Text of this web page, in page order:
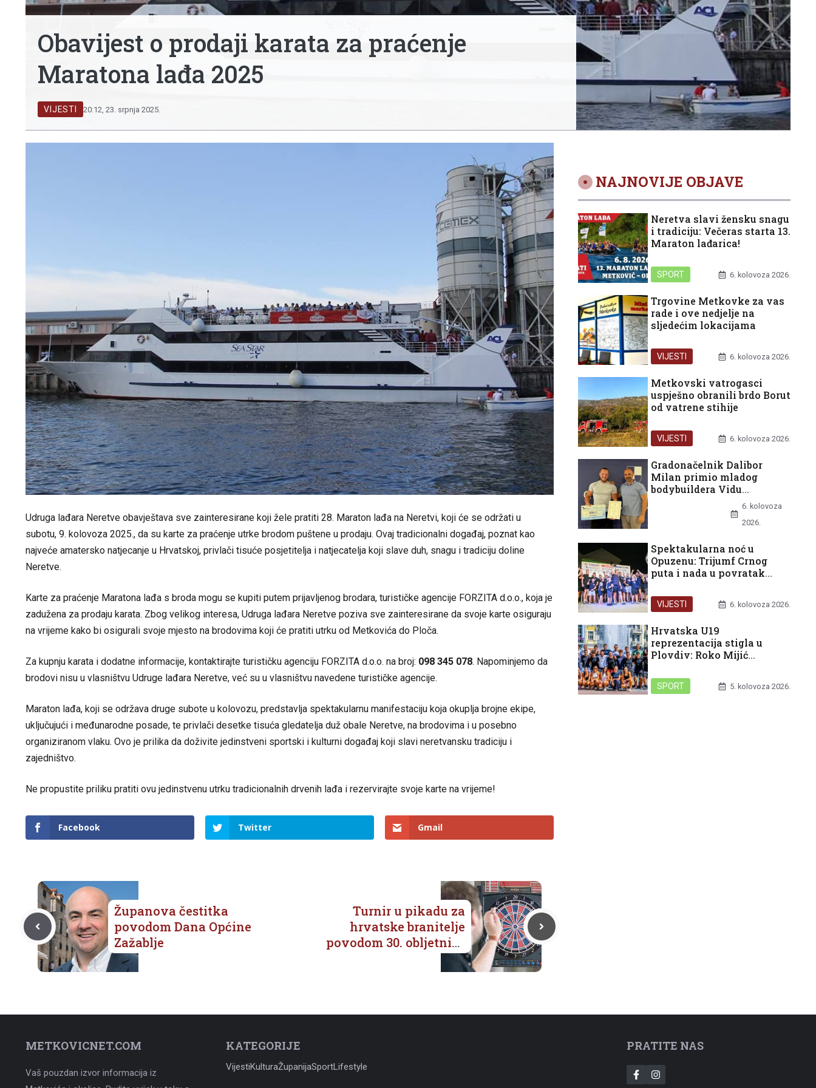
Obavijest o prodaji karata za praćenje
Maratona lađa 2025
VIJESTI 20:12, 23. srpnja 2025.
Udruga lađara Neretve obavještava sve zainteresirane koji žele pratiti 28. Maraton lađa na Neretvi, koji će se održati u
subotu, 9. kolovoza 2025., da su karte za praćenje utrke brodom puštene u prodaju. Ovaj tradicionalni događaj, poznat kao
najveće amatersko natjecanje u Hrvatskoj, privlači tisuće posjetitelja i natjecatelja koji slave duh, snagu i tradiciju doline
Neretve.
Karte za praćenje Maratona lađa s broda mogu se kupiti putem prijavljenog brodara, turističke agencije FORZITA d.o.o., koja je
zadužena za prodaju karata. Zbog velikog interesa, Udruga lađara Neretve poziva sve zainteresirane da svoje karte osiguraju
na vrijeme kako bi osigurali svoje mjesto na brodovima koji će pratiti utrku od Metkovića do Ploča.
Za kupnju karata i dodatne informacije, kontaktirajte turističku agenciju FORZITA d.o.o. na broj: 098 345 078. Napominjemo da
brodovi nisu u vlasništvu Udruge lađara Neretve, već su u vlasništvu navedene turističke agencije.
Maraton lađa, koji se održava druge subote u kolovozu, predstavlja spektakularnu manifestaciju koja okuplja brojne ekipe,
uključujući i međunarodne posade, te privlači desetke tisuća gledatelja duž obale Neretve, na brodovima i u posebno
organiziranom vlaku. Ovo je prilika da doživite jedinstveni sportski i kulturni događaj koji slavi neretvansku tradiciju i
zajedništvo.
Ne propustite priliku pratiti ovu jedinstvenu utrku tradicionalnih drvenih lađa i rezervirajte svoje karte na vrijeme!
Facebook Twitter Gmail
Županova čestitka
povodom Dana Općine
Zažablje
Turnir u pikadu za
hrvatske branitelje
povodom 30. obljetnice
VRO Oluja
NAJNOVIJE OBJAVE
Neretva slavi žensku snagu
i tradiciju: Večeras starta 13.
Maraton lađarica!
SPORT 6. kolovoza 2026.
Trgovine Metkovke za vas
rade i ove nedjelje na
sljedećim lokacijama
VIJESTI 6. kolovoza 2026.
Metkovski vatrogasci
uspješno obranili brdo Borut
od vatrene stihije
VIJESTI 6. kolovoza 2026.
Gradonačelnik Dalibor
Milan primio mladog
bodybuildera Vidu
Batinovića nakon europske
6. kolovoza
2026.
Spektakularna noć u
Opuzenu: Trijumf Crnog
puta i nada u povratak
Neretvu
VIJESTI 6. kolovoza 2026.
Hrvatska U19
reprezentacija stigla u
Plovdiv: Roko Mijić
prvenstvo
SPORT 5. kolovoza 2026.
METKOVICNET.COM
Vaš pouzdan izvor informacija iz
KATEGORIJE
VijestiKulturaŽupanijaSportLifestyle
PRATITE NAS